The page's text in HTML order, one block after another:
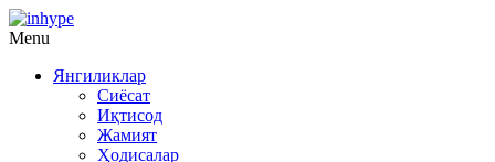
Menu
Янгиликлар
Сиёсат
Иқтисод
Жамият
Ҳодисалар